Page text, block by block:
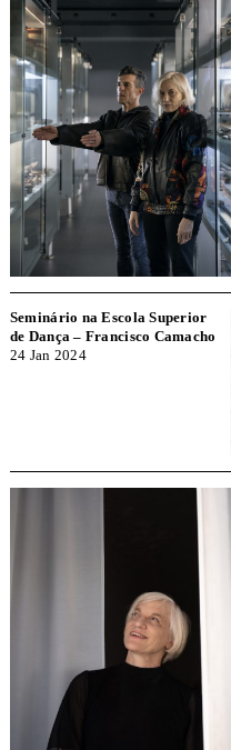
Seminário na Escola Superior
de Dança – Francisco Camacho
24 Jan 2024